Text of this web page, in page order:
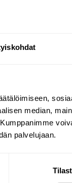
median,
palvelujaan.
språk för att